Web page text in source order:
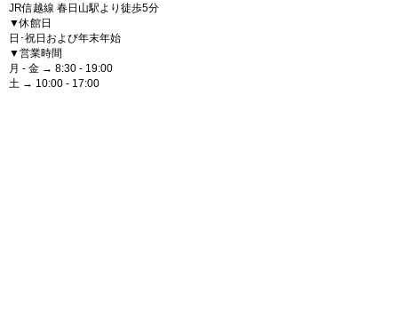
JR信越線 春日山駅より徒歩5分
▼休館日
日･祝日および年末年始
▼営業時間
月 - 金 → 8:30 - 19:00
土 → 10:00 - 17:00